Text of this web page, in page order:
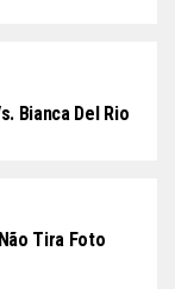
Bianca Del Rio
Tira Foto